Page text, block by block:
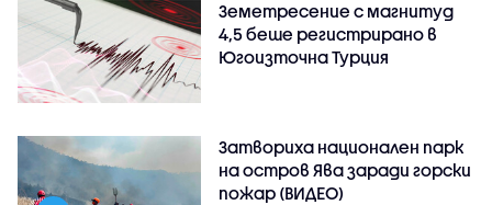
Земетресение с магнитуд
4,5 беше регистрирано в
Югоизточна Турция
Затвориха национален парк
на остров Ява заради горски
пожар (ВИДЕО)